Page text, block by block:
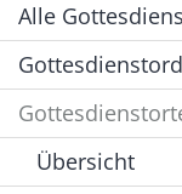
Alle
Übersicht